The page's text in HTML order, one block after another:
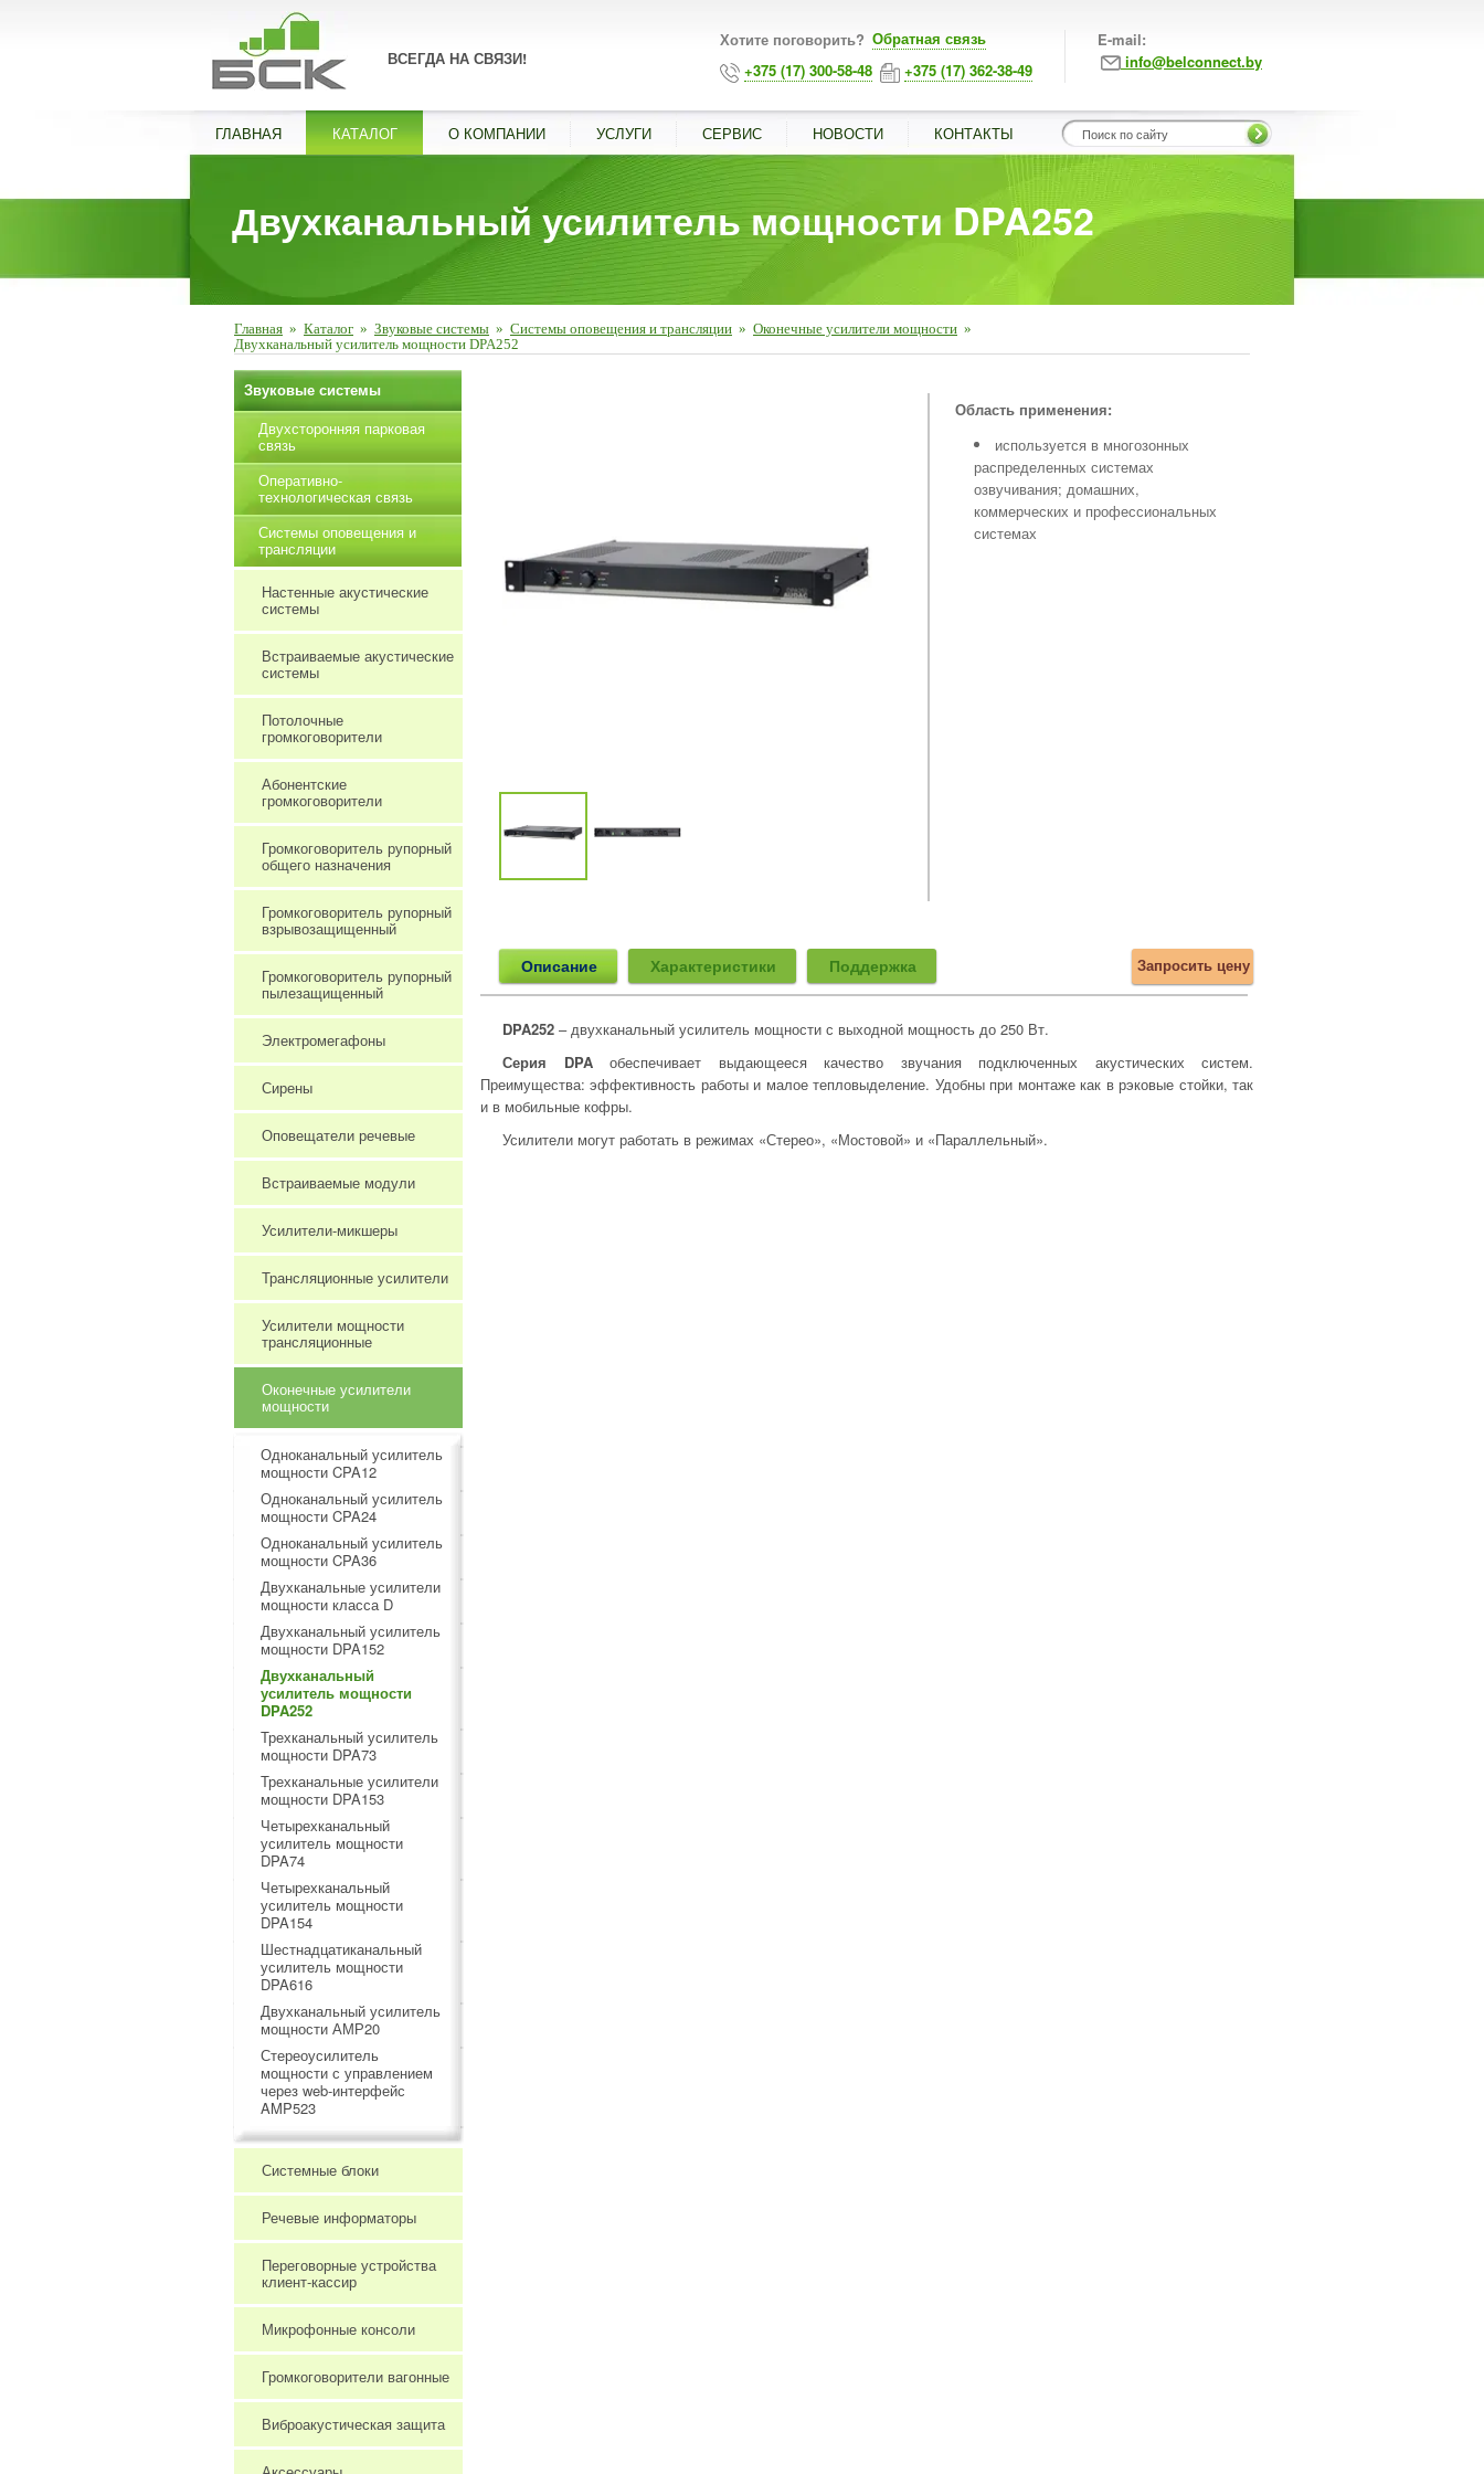
ВСЕГДА НА СВЯЗИ!
Хотите поговорить? Обратная связь
+375 (17) 300-58-48
+375 (17) 362-38-49
E-mail:
info@belconnect.by
ГЛАВНАЯ КАТАЛОГ О КОМПАНИИ УСЛУГИ СЕРВИС НОВОСТИ КОНТАКТЫ
Двухканальный усилитель мощности DPA252
Главная » Каталог » Звуковые системы » Системы оповещения и трансляции » Оконечные усилители мощности »
Двухканальный усилитель мощности DPA252
■
Область применения:
используется в многозонных
распределенных системах
озвучивания; домашних,
коммерческих и профессиональных
системах
Описание Характеристики Поддержка Запросить цену
DPA252 – двухканальный усилитель мощности с выходной мощность до 250 Вт.
Серия DPAобеспечивает выдающееся качество звучания подключенных акустических систем.
Преимущества: эффективность работы и малое тепловыделение. Удобны при монтаже как в рэковые стойки, так
и в мобильные кофры.
Усилители могут работать в режимах «Стерео», «Мостовой» и «Параллельный».
Звуковые системы
Двухсторонняя парковая
связь
Оперативно-
технологическая связь
Системы оповещения и
трансляции
Настенные акустические
системы
Встраиваемые акустические
системы
Потолочные
громкоговорители
Абонентские
громкоговорители
Громкоговоритель рупорный
общего назначения
Громкоговоритель рупорный
взрывозащищенный
Громкоговоритель рупорный
пылезащищенный
Электромегафоны
Сирены
Оповещатели речевые
Встраиваемые модули
Усилители-микшеры
Трансляционные усилители
Усилители мощности
трансляционные
Оконечные усилители
мощности
Одноканальный усилитель
мощности CPA12
Одноканальный усилитель
мощности CPA24
Одноканальный усилитель
мощности CPA36
Двухканальные усилители
мощности класса D
Двухканальный усилитель
мощности DPA152
Двухканальный
усилитель мощности
DPA252
Трехканальный усилитель
мощности DPA73
Трехканальные усилители
мощности DPA153
Четырехканальный
усилитель мощности
DPA74
Четырехканальный
усилитель мощности
DPA154
Шестнадцатиканальный
усилитель мощности
DPA616
Двухканальный усилитель
мощности АМР20
Стереоусилитель
мощности с управлением
через web-интерфейс
AMP523
Системные блоки
Речевые информаторы
Переговорные устройства
клиент-кассир
Микрофонные консоли
Громкоговорители вагонные
Виброакустическая защита